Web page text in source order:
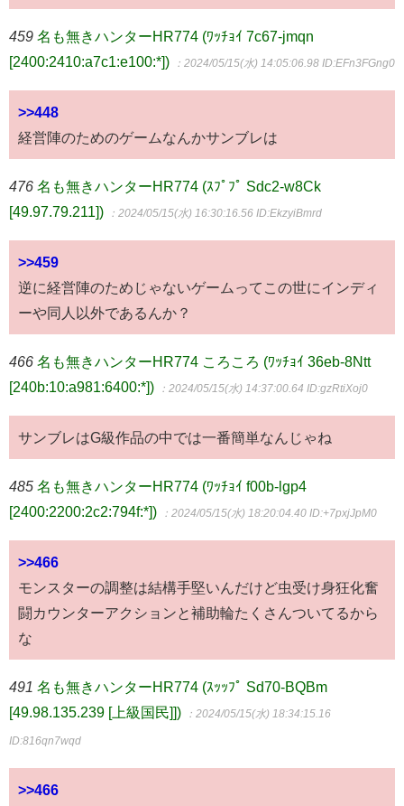
459 名も無きハンターHR774 (ﾜｯﾁｮｲ 7c67-jmqn
[2400:2410:a7c1:e100:*])
：2024/05/15(水) 14:05:06.98 ID:EFn3FGng0
>>448
経営陣のためのゲームなんかサンブレは
476 名も無きハンターHR774 (ｽﾌﾟﾌﾟ Sdc2-w8Ck
[49.97.79.211])
：2024/05/15(水) 16:30:16.56 ID:EkzyiBmrd
>>459
逆に経営陣のためじゃないゲームってこの世にインディ
ーや同人以外であるんか？
466 名も無きハンターHR774 ころころ (ﾜｯﾁｮｲ 36eb-8Ntt
[240b:10:a981:6400:*])
：2024/05/15(水) 14:37:00.64 ID:gzRtiXoj0
サンブレはG級作品の中では一番簡単なんじゃね
485 名も無きハンターHR774 (ﾜｯﾁｮｲ f00b-lgp4
[2400:2200:2c2:794f:*])
：2024/05/15(水) 18:20:04.40 ID:+7pxjJpM0
>>466
モンスターの調整は結構手堅いんだけど虫受け身狂化奮
闘カウンターアクションと補助輪たくさんついてるから
な
491 名も無きハンターHR774 (ｽｯｯﾌﾟ Sd70-BQBm
[49.98.135.239 [上級国民]])
：2024/05/15(水) 18:34:15.16
ID:816qn7wqd
>>466